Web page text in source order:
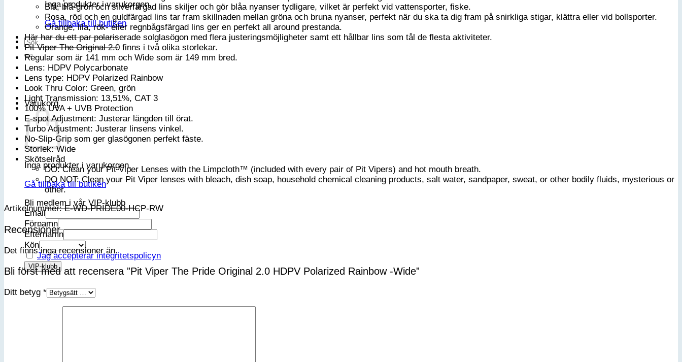
Inga produkter i varukorgen.
Gå tillbaka till butiken
Sök
efter:
Varukorg
Inga produkter i varukorgen.
Gå tillbaka till butiken
Bli medlem i vår VIP-klubb
Email
Förnamn
Efternamn
Kön
Jag accepterar integritetspolicyn
Blå, blå-grön och silverfärgad lins skiljer och gör blåa nyanser tydligare, vilket är perfekt vid vattensporter, fiske.
Rosa, röd och en guldfärgad lins tar fram skillnaden mellan gröna och bruna nyanser, perfekt när du ska ta dig fram på snirkliga stigar, klättra eller vid bollsporter.
Orange, lila, rök- eller regnbågsfärgad lins ger en perfekt all around prestanda.
Här har du ett par polariserade solglasögon med flera justeringsmöjligheter samt ett hållbar lins som tål de flesta aktiviteter.
Pit Viper The Original 2.0 finns i två olika storlekar.
Regular som är 141 mm och Wide som är 149 mm bred.
Lens: HDPV Polycarbonate
Lens type: HDPV Polarized Rainbow
Look Thru Color: Green, grön
Light Transmission: 13,51%, CAT 3
100% UVA + UVB Protection
E-spot Adjustment: Justerar längden till örat.
Turbo Adjustment: Justerar linsens vinkel.
No-Slip-Grip som ger glasögonen perfekt fäste.
Storlek: Wide
Skötselråd
DO: Clean your Pit Viper Lenses with the Limpcloth™ (included with every pair of Pit Vipers) and hot mouth breath.
DO NOT: Clean your Pit Viper lenses with bleach, dish soap, household chemical cleaning products, salt water, sandpaper, sweat, or other bodily fluids, mysterious or
other.
Artikelnummer: E-WD-PRIDE00-HCP-RW
Recensioner
Det finns inga recensioner än.
Bli först med att recensera ”Pit Viper The Pride Original 2.0 HDPV Polarized Rainbow -Wide”
Ditt betyg *